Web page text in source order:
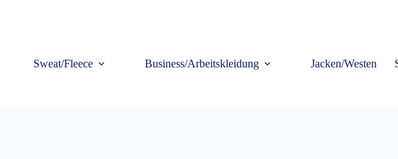
Sweat/Fleece Business/Arbeitskleidung Jacken/Westen